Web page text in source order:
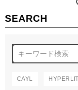
SEARCH
CAYL